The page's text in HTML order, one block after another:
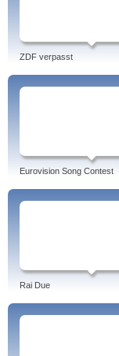
ZDF verpasst
Eurovision Song Contest
Rai Due